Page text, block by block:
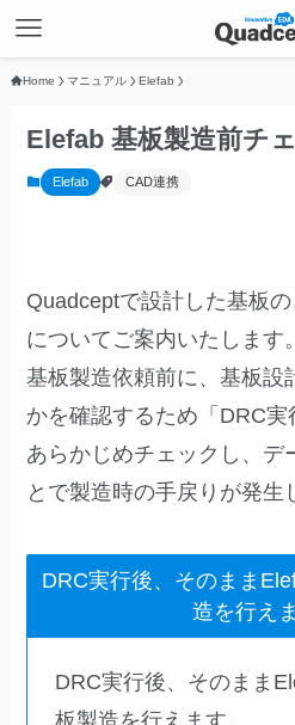
Home マニュアル Elefab
Elefab 基板製造前チ
Elefab CAD連携
Quadceptで設計した基板
についてご案内いたします。
基板製造依頼前に、基板設
かを確認するため「DRC実
あらかじめチェックし、デ
とで製造時の手戻りが発生
DRC実行後、そのまま
造を行え
DRC実行後、そのまま